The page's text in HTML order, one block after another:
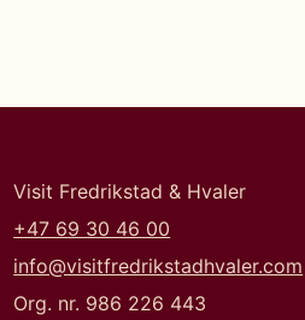
Visit Fredrikstad & Hvaler
+47 69 30 46 00
info@visitfredrikstadhvaler.com
Org. nr. 986 226 443